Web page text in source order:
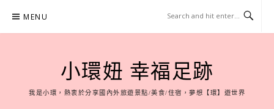
content
MENU
小環妞 幸福足跡
我是小環，熱衷於分享國內外旅遊景點/美食/住宿，夢想【環】遊世界